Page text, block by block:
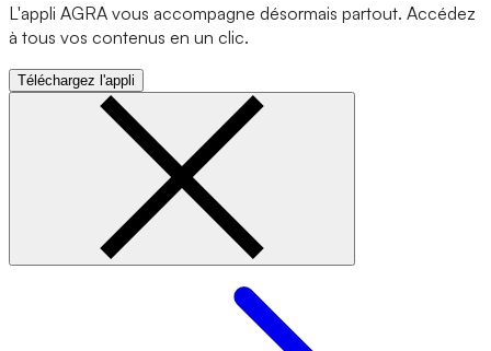
L'appli AGRA vous accompagne désormais partout. Accédez
à tous vos contenus en un clic.
Téléchargez l'appli